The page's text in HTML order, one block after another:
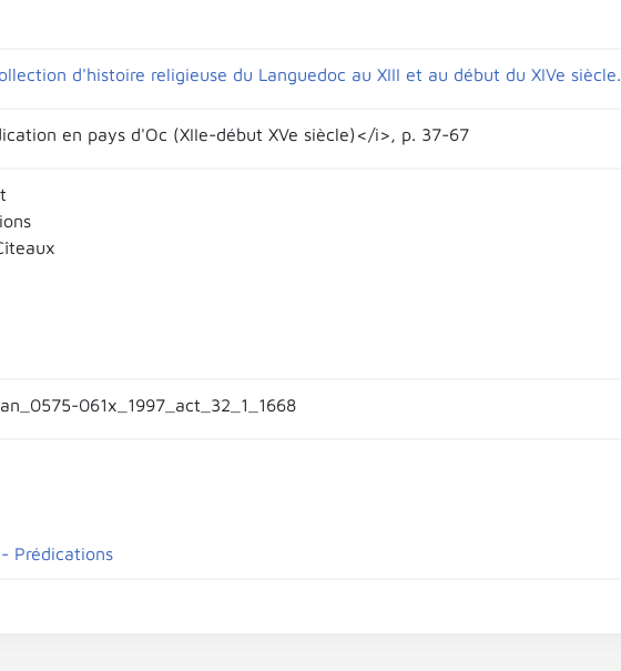
d'histoire religieuse du Languedoc au XIII et au début du XIVe siècle.
en pays d'Oc (XIIe-début XVe siècle)</i>, p. 37-67
061x_1997_act_32_1_1668
Prédications